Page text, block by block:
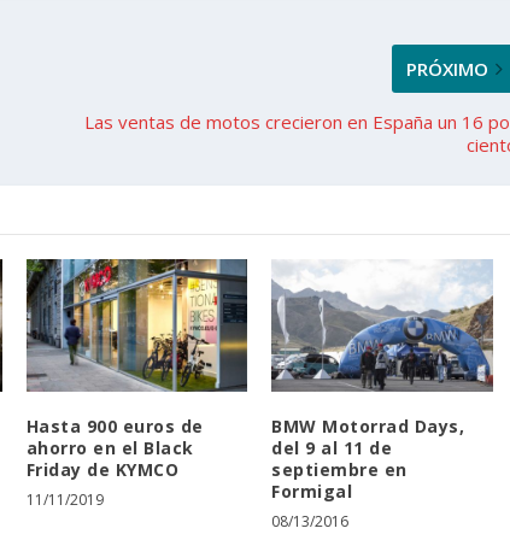
PRÓXIMO
Las ventas de motos crecieron en España un 16
Hasta 900 euros de
ahorro en el Black
Friday de KYMCO
11/11/2019
BMW Motorrad Days,
del 9 al 11 de
septiembre en
Formigal
08/13/2016